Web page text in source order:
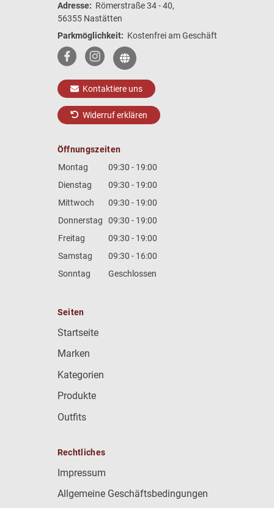
Adresse: Römerstraße 34 - 40,
56355 Nastätten
Parkmöglichkeit: Kostenfrei am Geschäft
Kontaktiere uns
Widerruf erklären
Öffnungszeiten
Montag
09:30 - 19:00
Dienstag
09:30 - 19:00
Mittwoch
09:30 - 19:00
Donnerstag
09:30 - 19:00
Freitag
09:30 - 19:00
Samstag
09:30 - 16:00
Sonntag
Geschlossen
Seiten
Startseite
Marken
Kategorien
Produkte
Outfits
Rechtliches
Impressum
Allgemeine Geschäftsbedingungen